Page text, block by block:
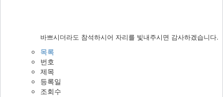
바쁘시더라도 참석하시어 자리를 빛내주시면 감사하겠습니다.
목록
번호
제목
등록일
조회수